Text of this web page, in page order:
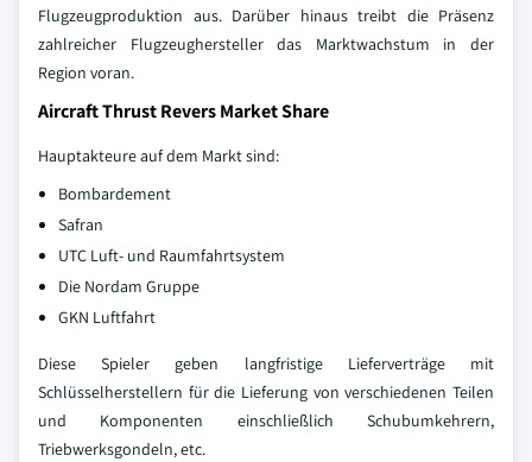
Flugzeugproduktion aus. Darüber hinaus treibt die Präsenz
zahlreicher Flugzeughersteller das Marktwachstum in der
Region voran.
Aircraft Thrust Revers Market Share
Hauptakteure auf dem Markt sind:
Bombardement
Safran
UTC Luft- und Raumfahrtsystem
Die Nordam Gruppe
GKN Luftfahrt
Diese Spieler geben langfristige Lieferverträge mit
Schlüsselherstellern für die Lieferung von verschiedenen Teilen
und Komponenten einschließlich Schubumkehrern,
Triebwerksgondeln, etc.